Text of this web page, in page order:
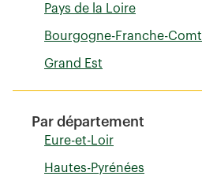
Pays de la Loire
Bourgogne-Franche-
Grand Est
Par département
Eure-et-Loir
Hautes-Pyrénées